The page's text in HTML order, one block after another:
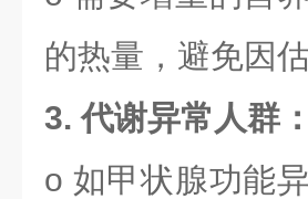
的热量，避免因
3. 代谢异常人群：
o 如甲状腺功能